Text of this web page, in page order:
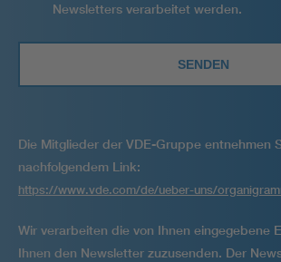
Newsletters verarbeitet werden.
Die Mitglieder der VDE-Gruppe entnehmen
nachfolgendem Link:
https://www.vde.com/de/ueber-uns/
Wir verarbeiten die von Ihnen eingegebene
Ihnen den Newsletter zuzusenden. Der